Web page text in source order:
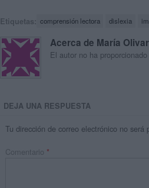
Etiquetas: comprensión lectora dislexia
Acerca de María
El autor no ha
DEJA UNA RESPUESTA
Tu dirección de correo electrónico no será
Comentario *